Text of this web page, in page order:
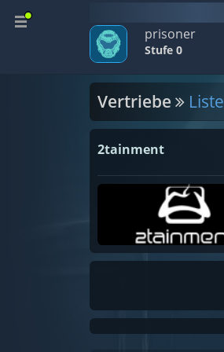
prisoner
Stufe 0
Vertriebe Liste
2tainment